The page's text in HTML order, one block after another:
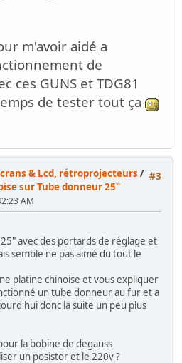
m'avoir aidé a
de
ces GUNS et TDG81
de tester tout ça
#3
& Lcd, rétroprojecteurs /
sur Tube donneur 25"
AM
avec des portards de réglage et
semble ne pas aimé du tout le
platine chinoise et vous expliquer
un tube donneur au fur et a
donc la suite un peu plus
la bobine de degauss
un posistor et le 220v ?